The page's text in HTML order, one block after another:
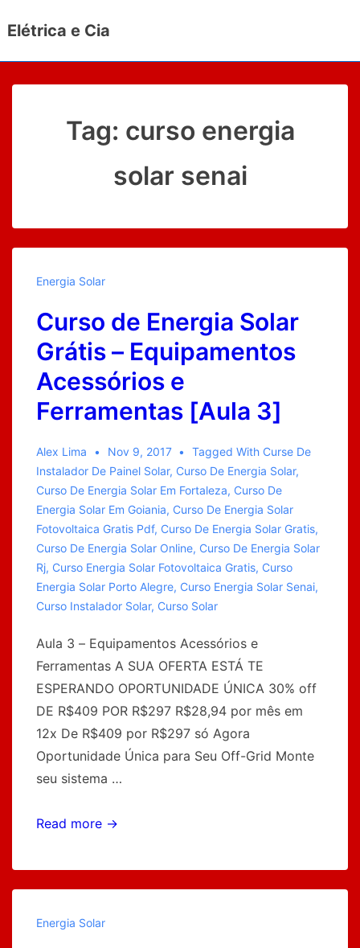
Elétrica e Cia
Tag: curso energia
solar senai
Energia Solar
Curso de Energia Solar
Grátis – Equipamentos
Acessórios e
Ferramentas [Aula 3]
Alex Lima Nov 9, 2017 Tagged With Curse De
Instalador De Painel Solar, Curso De Energia Solar,
Curso De Energia Solar Em Fortaleza, Curso De
Energia Solar Em Goiania, Curso De Energia Solar
Fotovoltaica Gratis Pdf, Curso De Energia Solar Gratis,
Curso De Energia Solar Online, Curso De Energia Solar
Rj, Curso Energia Solar Fotovoltaica Gratis, Curso
Energia Solar Porto Alegre, Curso Energia Solar Senai,
Curso Instalador Solar, Curso Solar
Aula 3 – Equipamentos Acessórios e
Ferramentas A SUA OFERTA ESTÁ TE
ESPERANDO OPORTUNIDADE ÚNICA 30% off
DE R$409 POR R$297 R$28,94 por mês em
12x De R$409 por R$297 só Agora
Oportunidade Única para Seu Off-Grid Monte
seu sistema …
Curso
Energia
Solar
Read more →
Energia Solar